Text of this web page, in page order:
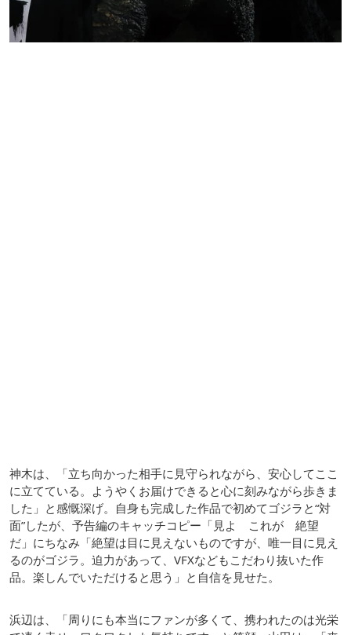
神木は、「立ち向かった相手に見守られながら、安心してここ
に立てている。ようやくお届けできると心に刻みながら歩きま
した」と感慨深げ。自身も完成した作品で初めてゴジラと“対
面”したが、予告編のキャッチコピー「見よ これが 絶望
だ」にちなみ「絶望は目に見えないものですが、唯一目に見え
るのがゴジラ。迫力があって、VFXなどもこだわり抜いた作
品。楽しんでいただけると思う」と自信を見せた。
浜辺は、「周りにも本当にファンが多くて、携われたのは光栄